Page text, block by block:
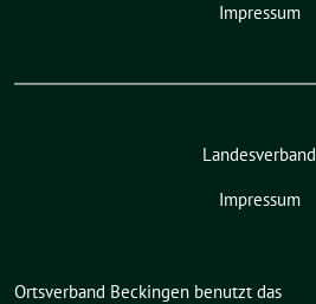
Impressum
Landesverband
Impressum
Ortsverband Beckingen benutzt das